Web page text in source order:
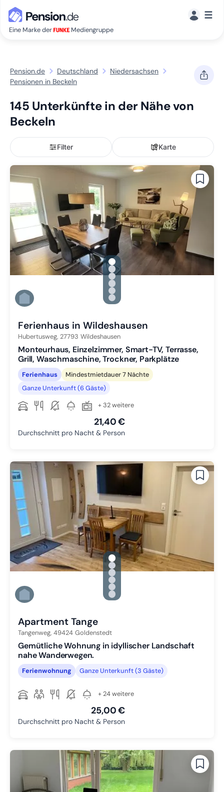
Eine Marke der Mediengruppe
☰
Pension.de Deutschland
Niedersachsen
Pensionen in Beckeln
145 Unterkünfte in der Nähe von
Beckeln
Filter Karte
gallery.slide_selector
Zu Slide 1 wechseln
Zu Slide 2 wechseln
Zu Slide 3 wechseln
Zu Slide 4 wechseln
Zu Slide 5 wechseln
Zu Slide 6 wechseln
Ferienhaus in Wildeshausen
Hubertusweg, 27793 Wildeshausen
Monteurhaus, Einzelzimmer, Smart-TV, Terrasse,
Grill, Waschmaschine, Trockner, Parkplätze
Ferienhaus
Mindestmietdauer 7 Nächte
Ganze Unterkunft (6 Gäste)
+ 32 weitere
21,40 €
Durchschnitt pro Nacht & Person
gallery.slide_selector
Zu Slide 1 wechseln
Zu Slide 2 wechseln
Zu Slide 3 wechseln
Zu Slide 4 wechseln
Zu Slide 5 wechseln
Zu Slide 6 wechseln
Apartment Tange
Tangenweg, 49424 Goldenstedt
Gemütliche Wohnung in idyllischer Landschaft
nahe Wanderwegen.
Ferienwohnung Ganze Unterkunft (3 Gäste)
+ 24 weitere
25,00 €
Durchschnitt pro Nacht & Person